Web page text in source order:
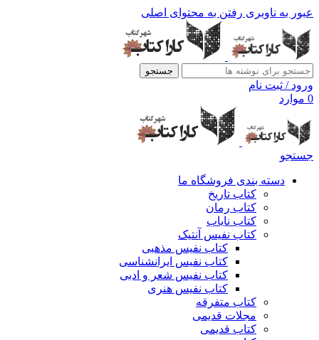
عبور به ناوبری رفتن به محتوای اصلی
جستجو
ورود / ثبت نام
0 موارد
جستجو
دسته بندی فروشگاه ما
کتاب تاریخ
کتاب رمان
کتاب نایاب
کتاب نفیس آنتیک
کتاب نفیس مذهبی
کتاب نفیس ایرانشناسی
کتاب نفیس شعر و ادبی
کتاب نفیس هنری
کتاب متفرقه
مجلات قدیمی
کتاب قدیمی